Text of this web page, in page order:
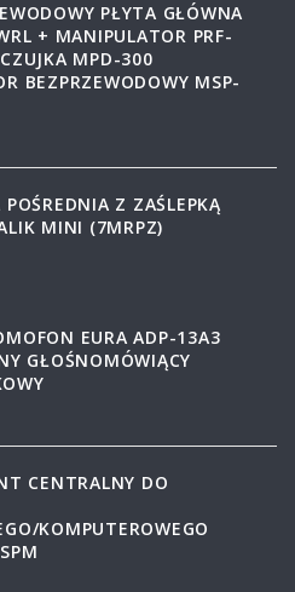
PŁYTA GŁÓWNA
+ MANIPULATOR PRF-
MPD-300
BEZPRZEWODOWY MSP-
Z ZAŚLEPKĄ
MINI (7MRPZ)
EURA ADP-13A3
GŁOŚNOMÓWIĄCY
CENTRALNY DO
KOMPUTEROWEGO